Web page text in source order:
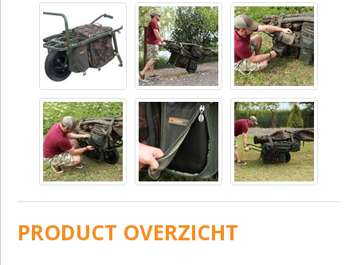
PRODUCT OVERZICHT